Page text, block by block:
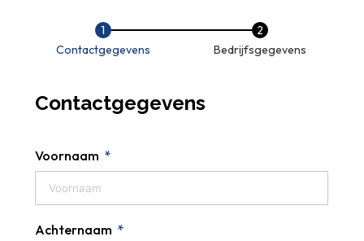
Contactgegevens Bedrijfsgegevens
Contactgegevens
Voornaam
Achternaam